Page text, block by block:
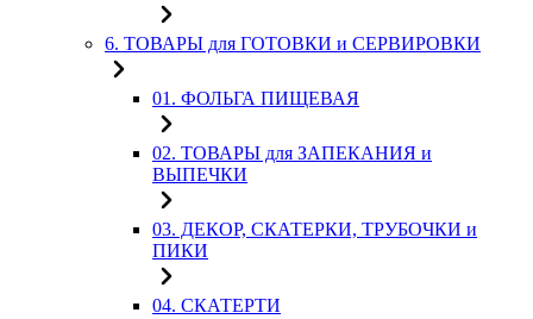
6. ТОВАРЫ для ГОТОВКИ и СЕРВИРОВКИ
01. ФОЛЬГА ПИЩЕВАЯ
02. ТОВАРЫ для ЗАПЕКАНИЯ и
ВЫПЕЧКИ
03. ДЕКОР, СКАТЕРКИ, ТРУБОЧКИ и
ПИКИ
04. СКАТЕРТИ